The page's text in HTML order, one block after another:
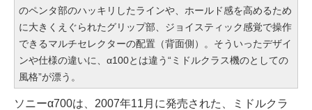
のペンタ部のハッキリしたラインや、ホールド感を高めるため
に大きくえぐられたグリップ部、ジョイスティック感覚で操作
できるマルチセレクターの配置（背面側）。そういったデザイ
ンや仕様の違いに、α100とは違う“ミドルクラス機のとしての
風格”が漂う。
ソニーα700は、2007年11月に発売された、ミドルクラ